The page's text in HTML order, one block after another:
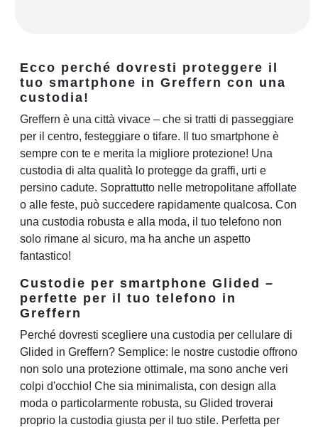
Ecco perché dovresti proteggere il
tuo smartphone in Greffern con una
custodia!
Greffern è una città vivace – che si tratti di passeggiare
per il centro, festeggiare o tifare. Il tuo smartphone è
sempre con te e merita la migliore protezione! Una
custodia di alta qualità lo protegge da graffi, urti e
persino cadute. Soprattutto nelle metropolitane affollate
o alle feste, può succedere rapidamente qualcosa. Con
una custodia robusta e alla moda, il tuo telefono non
solo rimane al sicuro, ma ha anche un aspetto
fantastico!
Custodie per smartphone Glided –
perfette per il tuo telefono in
Greffern
Perché dovresti scegliere una custodia per cellulare di
Glided in Greffern? Semplice: le nostre custodie offrono
non solo una protezione ottimale, ma sono anche veri
colpi d'occhio! Che sia minimalista, con design alla
moda o particolarmente robusta, su Glided troverai
proprio la custodia giusta per il tuo stile. Perfetta per